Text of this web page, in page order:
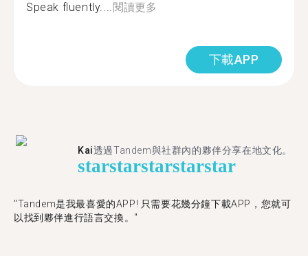
Speak fluently....閱讀更多
下載APP
Kai透過Tandem與社群內的夥伴分享在地文化。
starstarstarstarstar
"Tandem是我最喜愛的APP! 只需要花幾分鐘下載APP，您就可
以找到夥伴進行語言交換。"